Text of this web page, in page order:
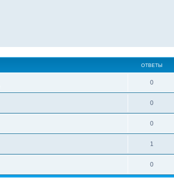
ОТВЕТЫ
0
0
0
1
0